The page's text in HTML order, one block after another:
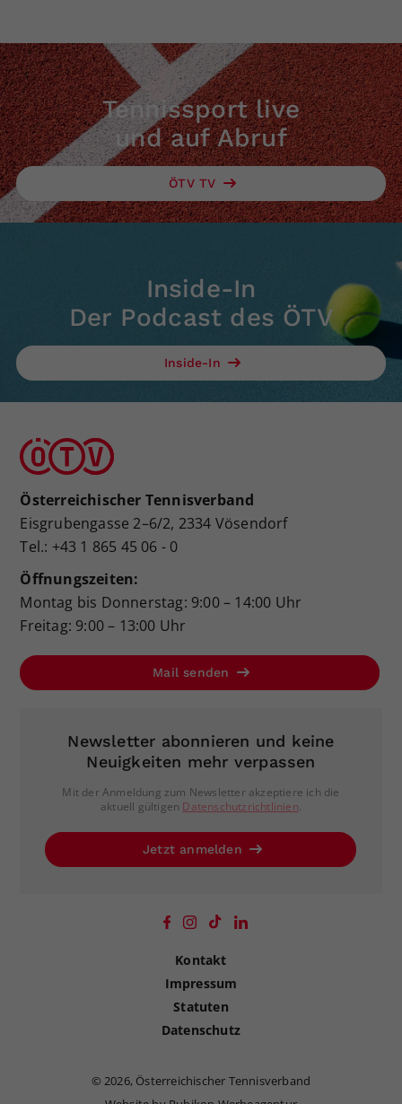
Tennissport live
und auf Abruf
ÖTV TV
Inside-In
Der Podcast des ÖTV
Inside-In
Österreichischer Tennisverband
Eisgrubengasse 2–6/2, 2334 Vösendorf
Tel.: +43 1 865 45 06 - 0
Öffnungszeiten:
Montag bis Donnerstag: 9:00 – 14:00 Uhr
Freitag: 9:00 – 13:00 Uhr
Mail senden
Newsletter abonnieren und keine
Neuigkeiten mehr verpassen
Mit der Anmeldung zum Newsletter akzeptiere ich die
aktuell gültigen Datenschutzrichtlinien.
Jetzt anmelden
Kontakt
Impressum
Statuten
Datenschutz
©2026, Österreichischer Tennisverband